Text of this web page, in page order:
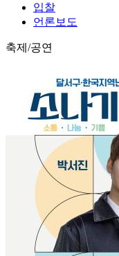
입찰
언론보도
축제/공연